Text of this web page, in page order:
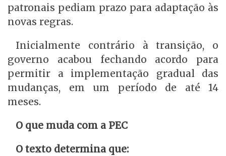
patronais pediam prazo para adaptação às
novas regras.
Inicialmente contrário à transição, o
governo acabou fechando acordo para
permitir a implementação gradual das
mudanças, em um período de até 14
meses.
O que muda com a PEC
O texto determina que: